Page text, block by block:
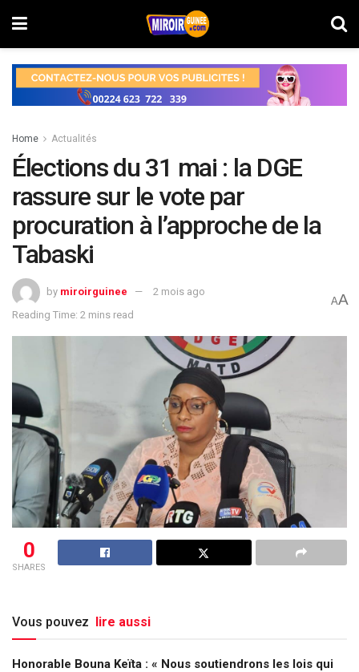
Home Actualités
Élections du 31 mai : la DGE
rassure sur le vote par
procuration à l’approche de la
Tabaski
by miroirguinee
2 mois ago
Reading Time: 2 mins read
AA
0
SHARES
Vous pouvez lire aussi
Honorable Bouna Keïta : « Nous soutiendrons les lois qui